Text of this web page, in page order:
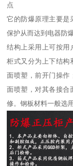
点
它的防爆原理主要是
保护从而达到电器防
结构上采用上可按用
柜式又分为上下结构
面喷塑，前开门操作
面喷塑，对其各接合
修。钢板材料一般选